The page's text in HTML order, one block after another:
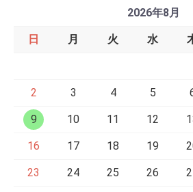
2026年8月
日 月 火 水
2 3 4 5
9 10 11 12
16 17 18 19
23 24 25 26